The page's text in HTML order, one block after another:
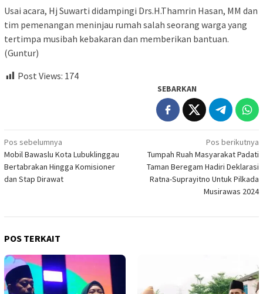
Usai acara, Hj Suwarti didampingi Drs.H.Thamrin Hasan, MM dan
tim pemenangan meninjau rumah salah seorang warga yang
tertimpa musibah kebakaran dan memberikan bantuan.
(Guntur)
Post Views: 174
SEBARKAN
Navigasi
pos
Pos sebelumnya
Mobil Bawaslu Kota Lubuklinggau
Bertabrakan Hingga Komisioner
dan Stap Dirawat
Pos berikutnya
Tumpah Ruah Masyarakat Padati
Taman Beregam Hadiri Deklarasi
Ratna-Suprayitno Untuk Pilkada
Musirawas 2024
POS TERKAIT